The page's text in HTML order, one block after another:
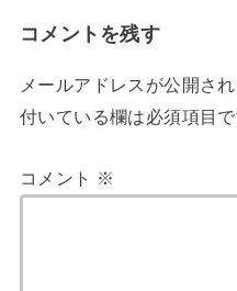
コメントを残す
メールアドレスが公開さ
付いている欄は必須項目
コメント ※